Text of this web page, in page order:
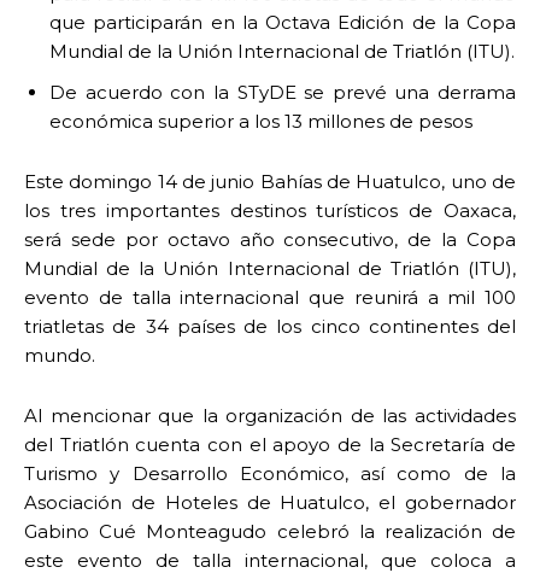
que participarán en la Octava Edición de la Copa
Mundial de la Unión Internacional de Triatlón (ITU).
De acuerdo con la STyDE se prevé una derrama
económica superior a los 13 millones de pesos
Este domingo 14 de junio Bahías de Huatulco, uno de
los tres importantes destinos turísticos de Oaxaca,
será sede por octavo año consecutivo, de la Copa
Mundial de la Unión Internacional de Triatlón (ITU),
evento de talla internacional que reunirá a mil 100
triatletas de 34 países de los cinco continentes del
mundo.
Al mencionar que la organización de las actividades
del Triatlón cuenta con el apoyo de la Secretaría de
Turismo y Desarrollo Económico, así como de la
Asociación de Hoteles de Huatulco, el gobernador
Gabino Cué Monteagudo celebró la realización de
este evento de talla internacional, que coloca a